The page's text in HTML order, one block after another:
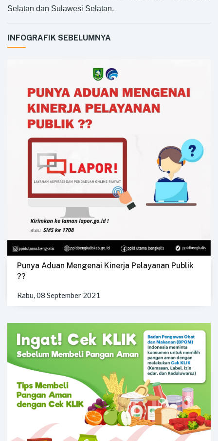
Selatan dan Sulawesi Selatan.
INFOGRAFIK SEBELUMNYA
Punya Aduan Mengenai Kinerja Pelayanan Publik
??
Rabu, 08 September 2021